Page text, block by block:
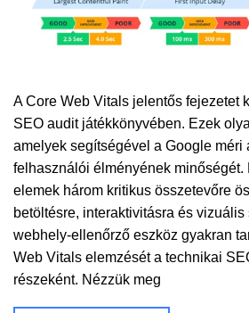
A Core Web Vitals jelentős fejezetet
SEO audit játékkönyvében. Ezek
amelyek segítségével a Google méri
felhasználói élményének minőségét.
elemek három kritikus összetevőre
betöltésre, interaktivitásra és vizuális
webhely-ellenőrző eszköz gyakran
Web Vitals elemzését a technikai
részeként. Nézzük meg